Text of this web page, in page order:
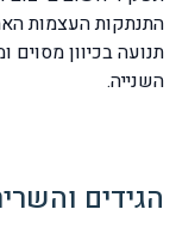
התנתקות העצמות
תנועה בכיוון
השנייה.
הגידים